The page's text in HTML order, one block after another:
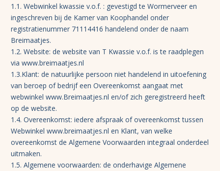
1.1. Webwinkel kwassie v.o.f. : gevestigd te Wormerveer en
ingeschreven bij de Kamer van Koophandel onder
registratienummer 71114416 handelend onder de naam
Breimaatjes.
1.2. Website: de website van T Kwassie v.o.f. is te raadplegen
via www.breimaatjes.nl
1.3.Klant: de natuurlijke persoon niet handelend in uitoefening
van beroep of bedrijf een Overeenkomst aangaat met
webwinkel www.Breimaatjes.nl en/of zich geregistreerd heeft
op de website.
1.4. Overeenkomst: iedere afspraak of overeenkomst tussen
Webwinkel www.breimaatjes.nl en Klant, van welke
overeenkomst de Algemene Voorwaarden integraal onderdeel
uitmaken.
1.5. Algemene voorwaarden: de onderhavige Algemene